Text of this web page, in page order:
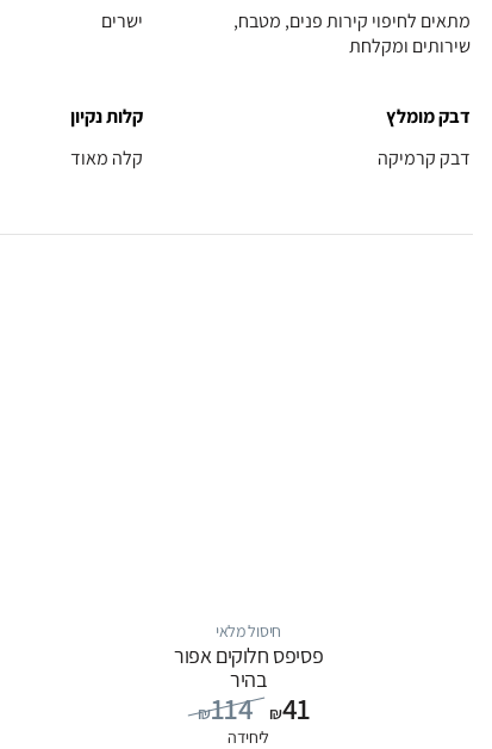
מתאים לחיפוי קירות פנים, מטבח,
שירותים ומקלחת
ישרים
דבק מומלץ
דבק קרמיקה
קלות נקיון
קלה מאוד
חיסול מלאי
פסיפס חלוקים אפור
בהיר
₪114 ₪41
ליחידה